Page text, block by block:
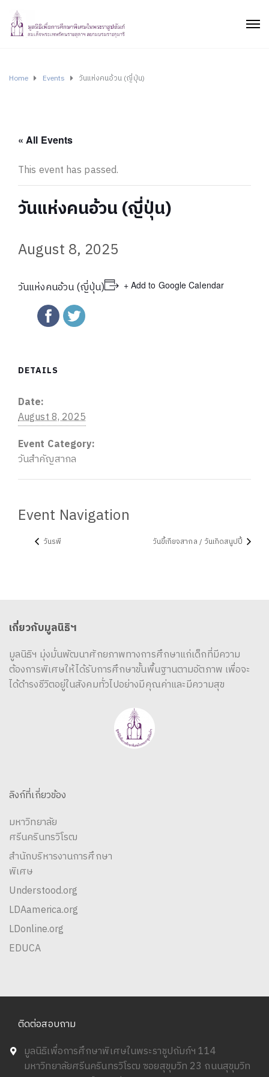
Home Events วันแห่งคนอ้วน (ญี่ปุ่น)
« All Events
This event has passed.
วันแห่งคนอ้วน (ญี่ปุ่น)
August 8, 2025
วันแห่งคนอ้วน (ญี่ปุ่น) + Add to Google Calendar
DETAILS
Date:
August 8, 2025
Event Category:
วันสำคัญสากล
Event Navigation
วันรพี วันขี้เกียจสากล / วันเกิดสนูปปี้
เกี่ยวกับมูลนิธิฯ
มูลนิธิฯ มุ่งมั่นพัฒนาศักยภาพทางการศึกษาแก่เด็กที่มีความ
ต้องการพิเศษให้ได้รับการศึกษาขั้นพื้นฐานตามอัตภาพ เพื่อจะ
ได้ดำรงชีวิตอยู่ในสังคมทั่วไปอย่างมีคุณค่าและมีความสุข
ลิงก์ที่เกี่ยวข้อง
มหาวิทยาลัย
ศรีนครินทรวิโรฒ
สำนักบริหารงานการศึกษา
พิเศษ
Understood.org
LDAamerica.org
LDonline.org
EDUCA
ติดต่อสอบถาม
มูลนิธิเพื่อการศึกษาพิเศษในพระราชูปถัมภ์ฯ 114
มหาวิทยาลัยศรีนครินทรวิโรฒ ซอยสุขุมวิท 23 ถนนสุขุมวิท